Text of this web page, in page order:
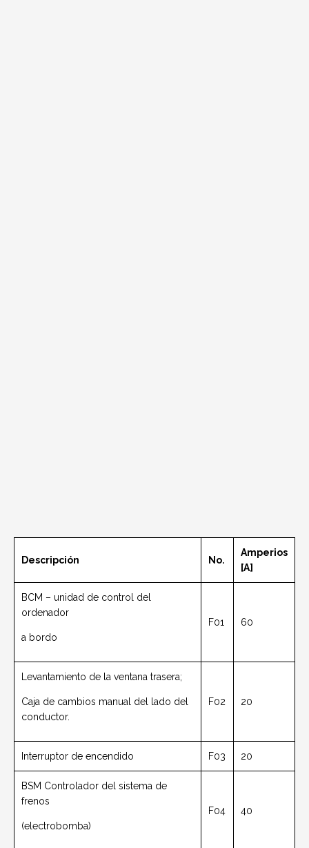
Descripción No.
Amperios
[A]
BCM – unidad de control del
ordenador
a bordo
F01 60
Levantamiento de la ventana trasera;
Caja de cambios manual del lado del
conductor.
F02 20
Interruptor de encendido F03 20
BSM Controlador del sistema de
frenos
(electrobomba)
F04 40